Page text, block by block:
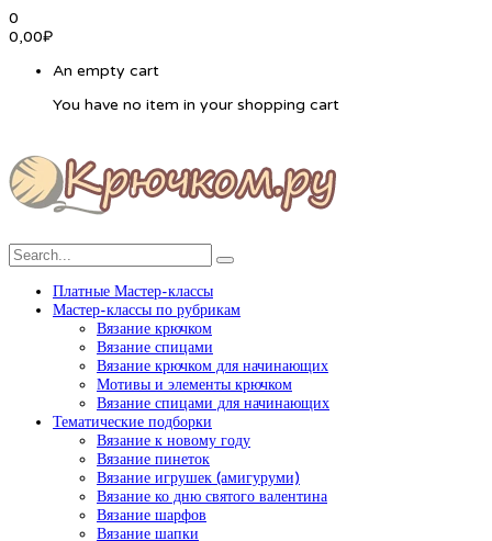
0
0,00₽
An empty cart
You have no item in your shopping cart
Платные Мастер-классы
Мастер-классы по рубрикам
Вязание крючком
Вязание спицами
Вязание крючком для начинающих
Мотивы и элементы крючком
Вязание спицами для начинающих
Тематические подборки
Вязание к новому году
Вязание пинеток
Вязание игрушек (амигуруми)
Вязание ко дню святого валентина
Вязание шарфов
Вязание шапки